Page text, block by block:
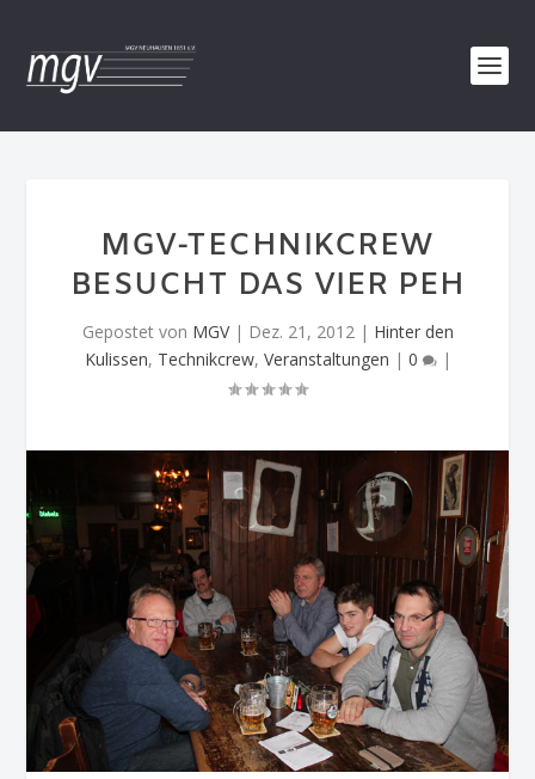
MGV-TECHNIKCREW
BESUCHT DAS VIER PEH
Gepostet von MGV| Dez. 21, 2012| Hinter den
Kulissen, Technikcrew, Veranstaltungen | 0 |